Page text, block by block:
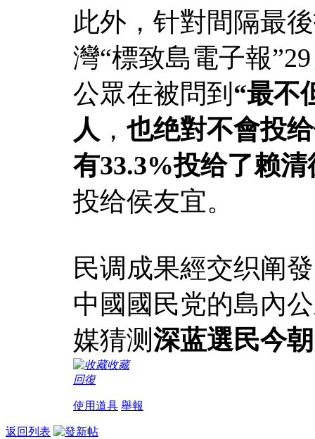
此外，针對間隔最
灣“標致島電子報
公眾在被問到 “最不
人 ， 也绝對不會投
有33.3%投给了赖清
投给侯友宜。
民调成果經交织阐
中國國民党的島內
媒猜测 深蓝選民今
收藏
回復
使用道具 舉報
返回列表